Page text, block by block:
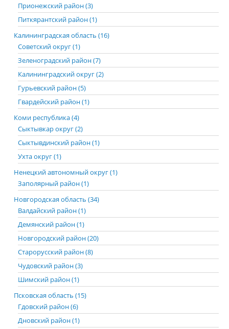
Прионежский район (3)
Питкярантский район (1)
Калининградская область (16)
Советский округ (1)
Зеленоградский район (7)
Калининградский округ (2)
Гурьевский район (5)
Гвардейский район (1)
Коми республика (4)
Сыктывкар округ (2)
Сыктывдинский район (1)
Ухта округ (1)
Ненецкий автономный округ (1)
Заполярный район (1)
Новгородская область (34)
Валдайский район (1)
Демянский район (1)
Новгородский район (20)
Старорусский район (8)
Чудовский район (3)
Шимский район (1)
Псковская область (15)
Гдовский район (6)
Дновский район (1)